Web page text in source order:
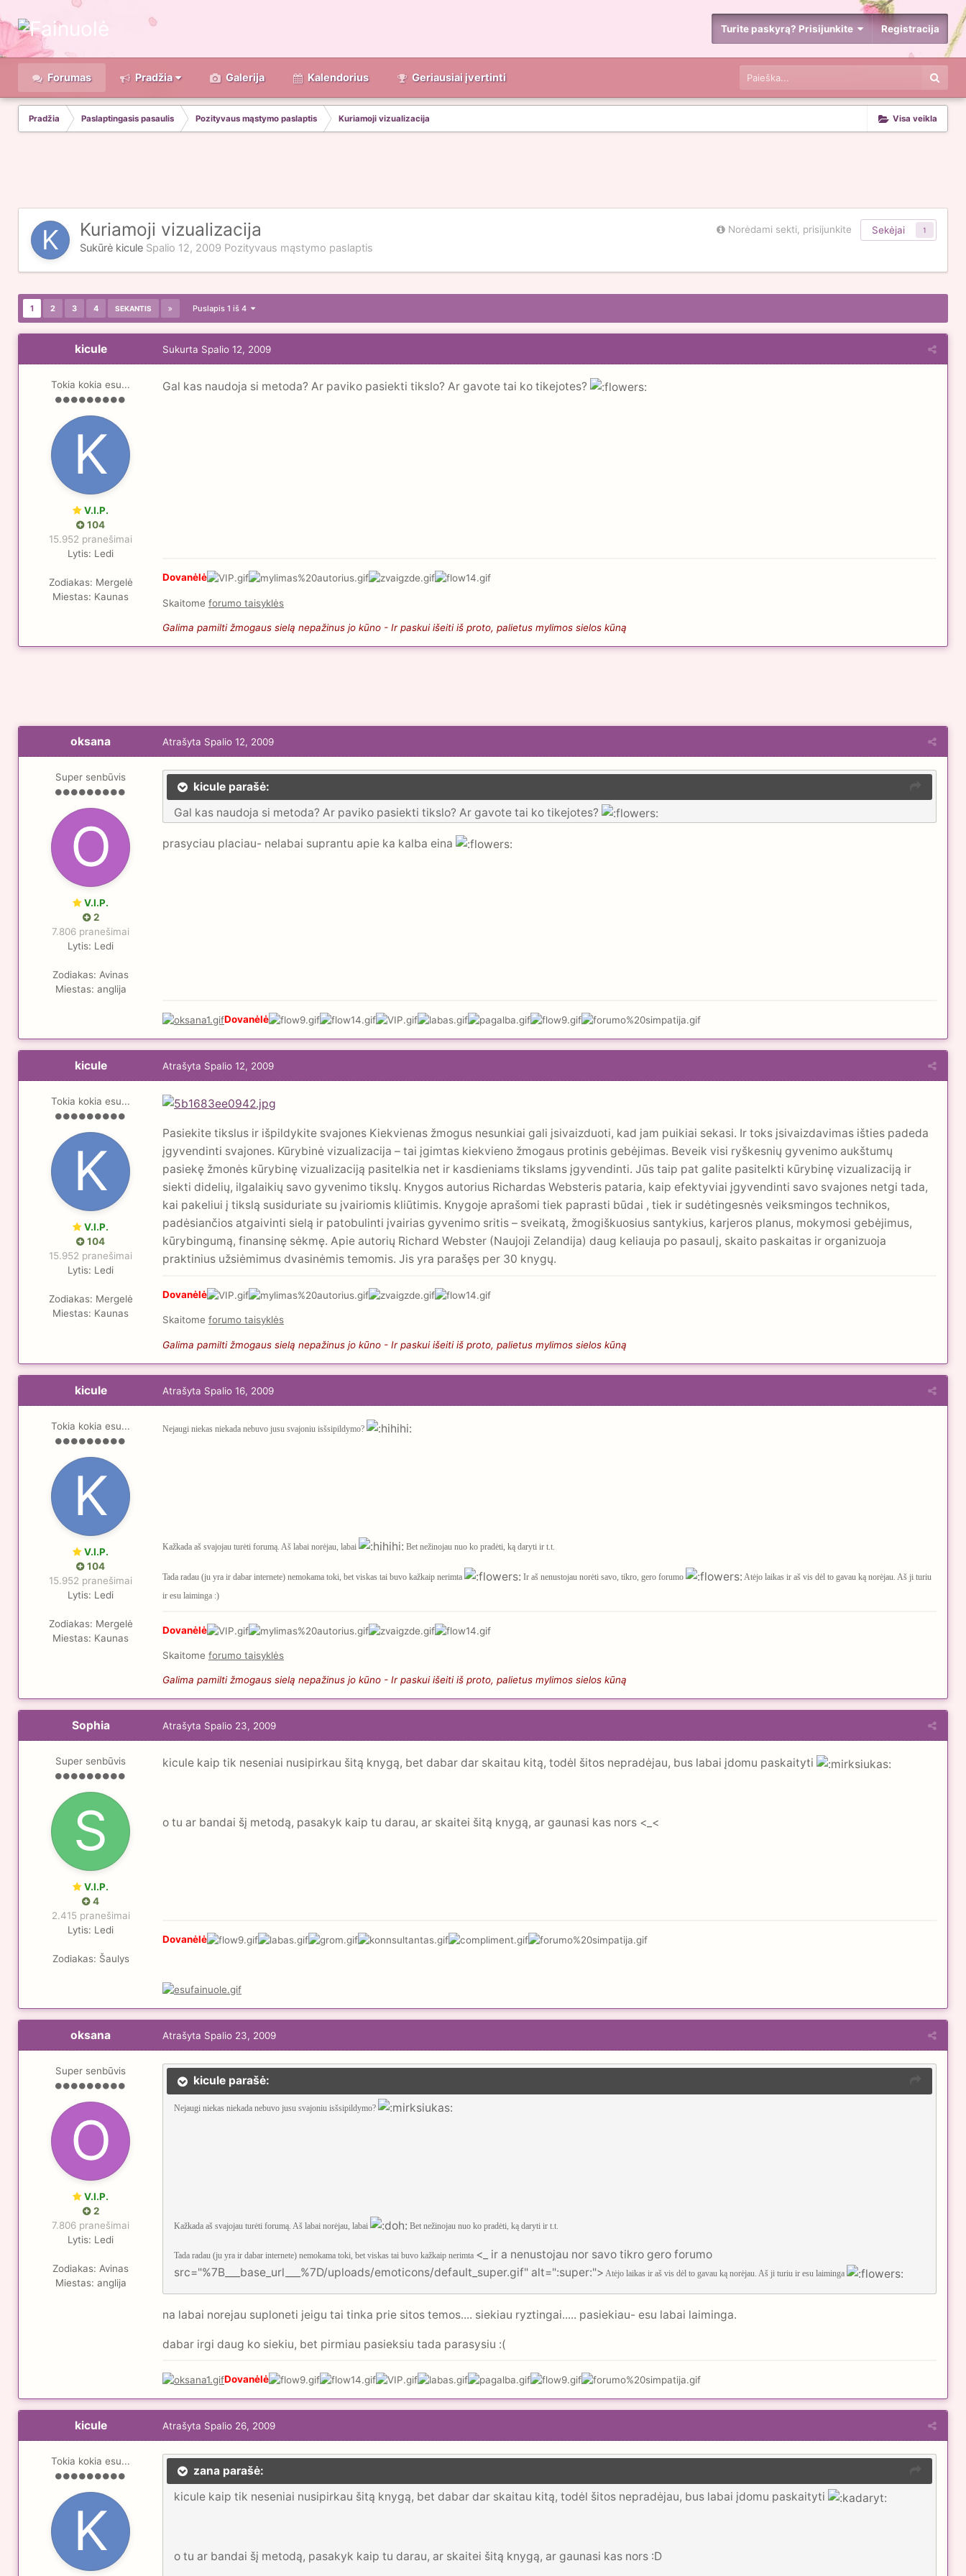
Turite paskyrą? Prisijunkite Registracija
Forumas Pradžia Galerija Kalendorius Geriausiai įvertinti
Visa veikla
Pradžia Paslaptingasis pasaulis Pozityvaus mąstymo paslaptis Kuriamoji vizualizacija
Norėdami sekti, prisijunkite Sekėjai 1
Kuriamoji vizualizacija
Sukūrė kicule Spalio 12, 2009 Pozityvaus mąstymo paslaptis
1 2 3 4 SEKANTIS Puslapis 1 iš 4
kicule
Tokia kokia esu...
V.I.P.
104
15.952 pranešimai
Lytis: Ledi
Zodiakas: Mergelė
Miestas: Kaunas
Sukurta Spalio 12, 2009
Gal kas naudoja si metoda? Ar paviko pasiekti tikslo? Ar gavote tai ko tikejotes?
Dovanėlė
Skaitome forumo taisyklės
Galima pamilti žmogaus sielą nepažinus jo kūno - Ir paskui išeiti iš proto, palietus mylimos sielos kūną
oksana
Super senbūvis
V.I.P.
2
7.806 pranešimai
Lytis: Ledi
Zodiakas: Avinas
Miestas: anglija
Atrašyta Spalio 12, 2009
kicule parašė:
Gal kas naudoja si metoda? Ar paviko pasiekti tikslo? Ar gavote tai ko tikejotes?
prasyciau placiau- nelabai suprantu apie ka kalba eina
Dovanėlė
kicule
Tokia kokia esu...
V.I.P.
104
15.952 pranešimai
Lytis: Ledi
Zodiakas: Mergelė
Miestas: Kaunas
Atrašyta Spalio 12, 2009
Pasiekite tikslus ir išpildykite svajones Kiekvienas žmogus nesunkiai gali įsivaizduoti, kad jam puikiai sekasi. Ir toks įsivaizdavimas išties padeda
įgyvendinti svajones. Kūrybinė vizualizacija – tai įgimtas kiekvieno žmogaus protinis gebėjimas. Beveik visi ryškesnių gyvenimo aukštumų
pasiekę žmonės kūrybinę vizualizaciją pasitelkia net ir kasdieniams tikslams įgyvendinti. Jūs taip pat galite pasitelkti kūrybinę vizualizaciją ir
siekti didelių, ilgalaikių savo gyvenimo tikslų. Knygos autorius Richardas Websteris pataria, kaip efektyviai įgyvendinti savo svajones netgi tada,
kai pakeliui į tikslą susiduriate su įvairiomis kliūtimis. Knygoje aprašomi tiek paprasti būdai , tiek ir sudėtingesnės veiksmingos technikos,
padėsiančios atgaivinti sielą ir patobulinti įvairias gyvenimo sritis – sveikatą, žmogiškuosius santykius, karjeros planus, mokymosi gebėjimus,
kūrybingumą, finansinę sėkmę. Apie autorių Richard Webster (Naujoji Zelandija) daug keliauja po pasaulį, skaito paskaitas ir organizuoja
praktinius užsiėmimus dvasinėmis temomis. Jis yra parašęs per 30 knygų.
Dovanėlė
Skaitome forumo taisyklės
Galima pamilti žmogaus sielą nepažinus jo kūno - Ir paskui išeiti iš proto, palietus mylimos sielos kūną
kicule
Tokia kokia esu...
V.I.P.
104
15.952 pranešimai
Lytis: Ledi
Zodiakas: Mergelė
Miestas: Kaunas
Atrašyta Spalio 16, 2009
Nejaugi niekas niekada nebuvo jusu svajoniu isšsipildymo?
Kažkada aš svajojau turėti forumą. Aš labai norėjau, labai Bet nežinojau nuo ko pradėti, ką daryti ir t.t.
Tada radau (ju yra ir dabar internete) nemokama toki, bet viskas tai buvo kažkaip nerimta Ir aš nenustojau norėti savo, tikro, gero forumo
Atėjo laikas ir aš vis dėl to gavau ką norėjau. Aš ji turiu
ir esu laiminga :)
Dovanėlė
Skaitome forumo taisyklės
Galima pamilti žmogaus sielą nepažinus jo kūno - Ir paskui išeiti iš proto, palietus mylimos sielos kūną
Sophia
Super senbūvis
V.I.P.
4
2.415 pranešimai
Lytis: Ledi
Zodiakas: Šaulys
Atrašyta Spalio 23, 2009
kicule kaip tik neseniai nusipirkau šitą knygą, bet dabar dar skaitau kitą, todėl šitos nepradėjau, bus labai įdomu paskaityti
o tu ar bandai šį metodą, pasakyk kaip tu darau, ar skaitei šitą knygą, ar gaunasi kas nors <_<
Dovanėlė
oksana
Super senbūvis
V.I.P.
2
7.806 pranešimai
Lytis: Ledi
Zodiakas: Avinas
Miestas: anglija
Atrašyta Spalio 23, 2009
kicule parašė:
Nejaugi niekas niekada nebuvo jusu svajoniu isšsipildymo?
Kažkada aš svajojau turėti forumą. Aš labai norėjau, labai Bet nežinojau nuo ko pradėti, ką daryti ir t.t.
Tada radau (ju yra ir dabar internete) nemokama toki, bet viskas tai buvo kažkaip nerimta <_ ir a nenustojau nor savo tikro gero forumo
src="%7B___base_url___%7D/uploads/emoticons/default_super.gif" alt=":super:"> Atėjo laikas ir aš vis dėl to gavau ką norėjau. Aš ji turiu ir esu laiminga
na labai norejau suploneti jeigu tai tinka prie sitos temos.... siekiau ryztingai..... pasiekiau- esu labai laiminga.
dabar irgi daug ko siekiu, bet pirmiau pasieksiu tada parasysiu :(
Dovanėlė
kicule
Tokia kokia esu...
Atrašyta Spalio 26, 2009
zana parašė:
kicule kaip tik neseniai nusipirkau šitą knygą, bet dabar dar skaitau kitą, todėl šitos nepradėjau, bus labai įdomu paskaityti
o tu ar bandai šį metodą, pasakyk kaip tu darau, ar skaitei šitą knygą, ar gaunasi kas nors :D